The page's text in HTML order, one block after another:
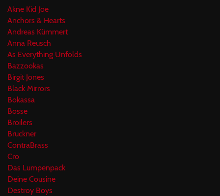
Akne Kid Joe
Anchors & Hearts
Andreas Kümmert
Anna Reusch
As Everything Unfolds
Bazzookas
Birgit Jones
Black Mirrors
Bokassa
Bosse
Broilers
Bruckner
ContraBrass
Cro
Das Lumpenpack
Deine Cousine
Destroy Boys